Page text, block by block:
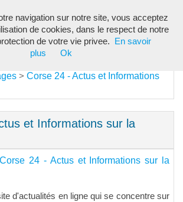
> Corse 24 - Actus et Informations
et Informations sur la
Corse 24 - Actus et Informations sur la
d'actualités en ligne qui se concentre sur
navigation sur notre site, vous acceptez
de cookies, dans le respect de notre
de votre vie privee.
En savoir
plus
Ok